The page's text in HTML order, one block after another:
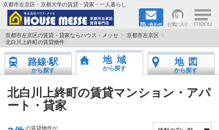
京都市左京区・京都大学の賃貸・貸家・一人暮らし
問い合わせ お気に入り ×
TOPページ
地図から検索
京都大学＆京都芸術大学生さんに
書類DL & 入居者さまへ
京都市左京区の賃貸・貸家ならハウス・メッセ
京都市左京区
北白川上終町の賃貸物件
路線·駅
から探す
地域
から探す
地図
から探す
北白川上終町の賃貸マンション・アパ
ート・貸家
の賃貸物件が